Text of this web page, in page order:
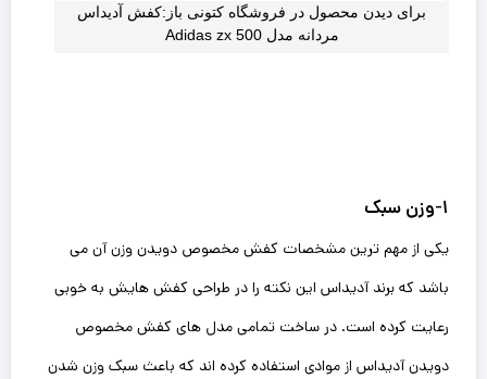
برای دیدن محصول در فروشگاه کتونی باز:کفش آدیداس
مردانه مدل Adidas zx 500
۱-وزن سبک
یکی از مهم ترین مشخصات کفش مخصوص دویدن وزن آن ‌می
باشد که برند آدیداس این نکته را در طراحی کفش هایش به خوبی
رعایت کرده است. در ساخت تمامی مدل های کفش مخصوص
دویدن آدیداس از موادی استفاده کرده اند که باعث سبک وزن شدن